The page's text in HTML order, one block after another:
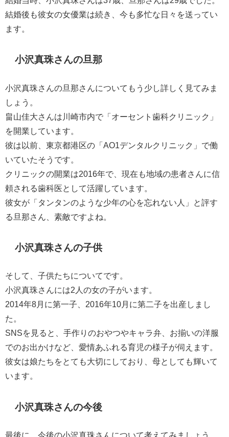
結婚後も彼女の女優業は続き、今も多忙な日々を送ってい
ます。
小沢真珠さんの旦那
小沢真珠さんの旦那さんについてもう少し詳しく見てみま
しょう。
畠山佳大さんは川崎市内で「オーセント歯科クリニック」
を開業しています。
彼は以前、東京都港区の「AO1デンタルクリニック」で働
いていたそうです。
クリニックの開業は2016年で、現在も地域の患者さんに信
頼される歯科医として活躍しています。
彼女が「タンタンのような少年の心を忘れない人」と評す
る旦那さん、素敵ですよね。
小沢真珠さんの子供
そして、子供たちについてです。
小沢真珠さんには2人の女の子がいます。
2014年8月に第一子、2016年10月に第二子を出産しまし
た。
SNSを見ると、手作りのおやつやキャラ弁、お揃いの洋服
でのお出かけなど、愛情あふれる育児の様子が伺えます。
彼女は娘たちをとても大切にしており、母としても輝いて
います。
小沢真珠さんの今後
最後に、今後の小沢真珠さんについて考えてみましょう。